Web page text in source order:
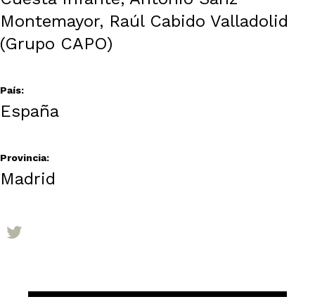
Montemayor, Raúl Cabido Valladolid
(Grupo CAPO)
País:
España
Provincia:
Madrid